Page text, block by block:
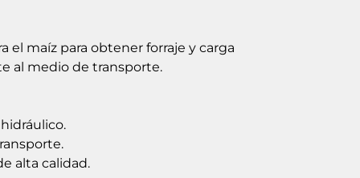
el maíz para obtener forraje y carga
al medio de transporte.
alta calidad.